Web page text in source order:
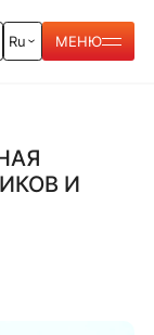
Ru МЕНЮ
И